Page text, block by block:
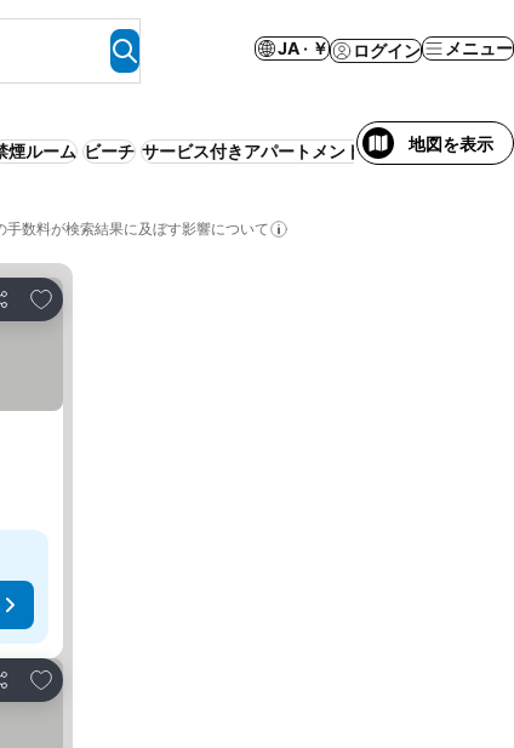
JA · ￥ ログイン メニュー
煙ルーム ビーチ サービス付きアパートメント バケーションレン
地図を表示
手数料が検索結果に及ぼす影響について
ェア
お気に入りに追加
ェア
お気に入りに追加